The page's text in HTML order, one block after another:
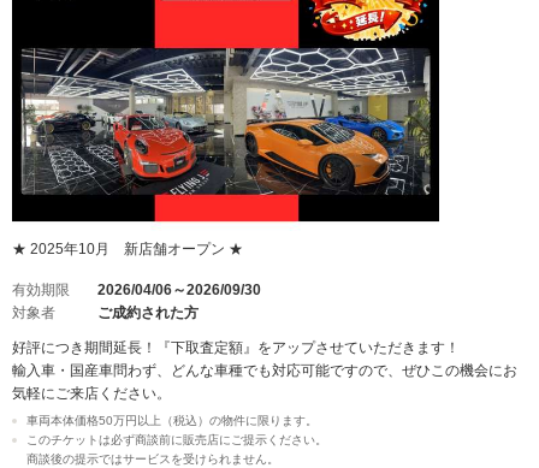
★ 2025年10月 新店舗オープン ★
有効期限
2026/04/06～2026/09/30
対象者
ご成約された方
好評につき期間延長！『下取査定額』をアップさせていただきます！
輸入車・国産車問わず、どんな車種でも対応可能ですので、ぜひこの機会にお
気軽にご来店ください。
車両本体価格50万円以上（税込）の物件に限ります。
このチケットは必ず商談前に販売店にご提示ください。
商談後の提示ではサービスを受けられません。